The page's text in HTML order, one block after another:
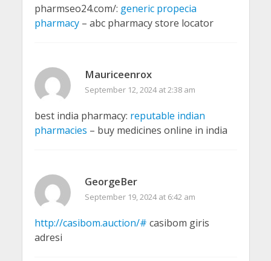
pharmseo24.com/: generic propecia
pharmacy– abc pharmacy store locator
Mauriceenrox
September 12, 2024 at 2:38 am
best india pharmacy: reputable indian
pharmacies – buy medicines online in india
GeorgeBer
September 19, 2024 at 6:42 am
http://casibom.auction/# casibom giris
adresi